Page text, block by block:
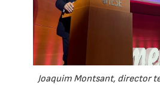
Joaquim Montsant, director